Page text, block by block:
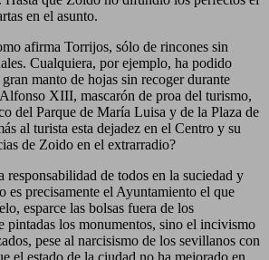
en el asunto.
afirma Torrijos, sólo de rincones sin
Cualquiera, por ejemplo, ha podido
manto de hojas sin recoger durante
XIII, mascarón de proa del turismo,
del Parque de María Luisa y de la Plaza de
al turista esta dejadez en el Centro y su
de Zoido en el extrarradio?
responsabilidad de todos en la suciedad y
es precisamente el Ayuntamiento el que
esparce las bolsas fuera de los
pintadas los monumentos, sino el incivismo
pese al narcisismo de los sevillanos con
el estado de la ciudad no ha mejorado en